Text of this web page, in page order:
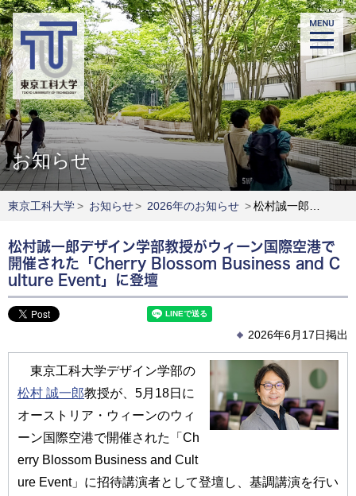
お知らせ
東京工科大学> お知らせ> 2026年のお知らせ >松村誠一郎デザイン学部教授がウィーン国際空港で開催された「Cherry Blossom Business and Culture Event」に登壇
松村誠一郎デザイン学部教授がウィーン国際空港で
開催された「Cherry Blossom Business and C
ulture Event」に登壇
2026年6月17日掲出
東京工科大学デザイン学部の
松村 誠一郎教授が、5月18日に
オーストリア・ウィーンのウィ
ーン国際空港で開催された「Ch
erry Blossom Business and Cult
ure Event」に招待講演者として登壇し、基調講演を行い